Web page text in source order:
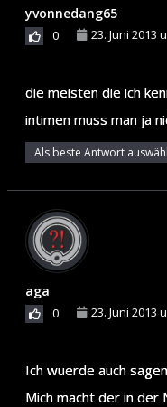
yvonnedang65
0 23. Juni 2013
die meisten die ich
intimen muss man ja
Als beste Antwort
aga
0 23. Juni 2013
Ich wuerde auch
Mich macht der in der